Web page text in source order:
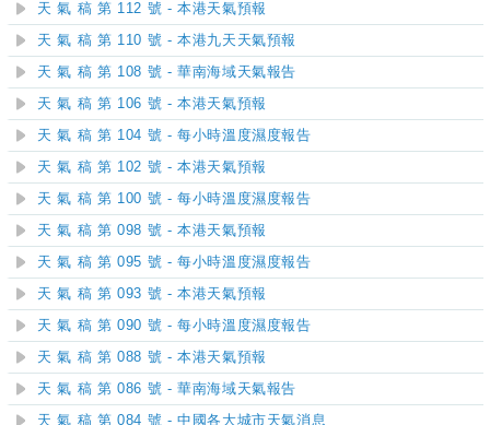
天 氣 稿 第 112 號 - 本港天氣預報
天 氣 稿 第 110 號 - 本港九天天氣預報
天 氣 稿 第 108 號 - 華南海域天氣報告
天 氣 稿 第 106 號 - 本港天氣預報
天 氣 稿 第 104 號 - 每小時溫度濕度報告
天 氣 稿 第 102 號 - 本港天氣預報
天 氣 稿 第 100 號 - 每小時溫度濕度報告
天 氣 稿 第 098 號 - 本港天氣預報
天 氣 稿 第 095 號 - 每小時溫度濕度報告
天 氣 稿 第 093 號 - 本港天氣預報
天 氣 稿 第 090 號 - 每小時溫度濕度報告
天 氣 稿 第 088 號 - 本港天氣預報
天 氣 稿 第 086 號 - 華南海域天氣報告
天 氣 稿 第 084 號 - 中國各大城市天氣消息